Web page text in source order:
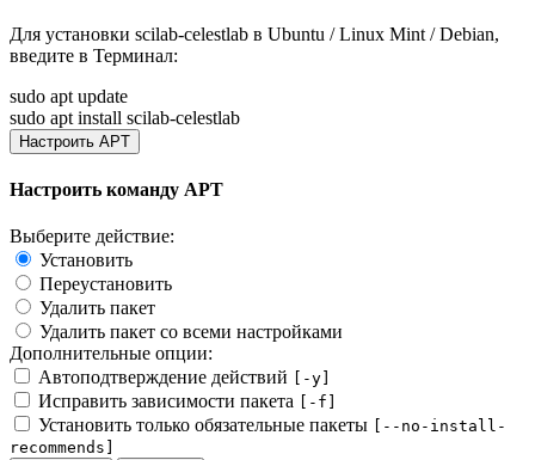
Для установки scilab-celestlab в Ubuntu / Linux Mint / Debian,
введите в Терминал:
sudo apt update
sudo apt install scilab-celestlab
Настроить APT
Настроить команду APT
Выберите действие:
Установить
Переустановить
Удалить пакет
Удалить пакет со всеми настройками
Дополнительные опции:
Автоподтверждение действий
[-y]
Исправить зависимости пакета [-f]
Установить только обязательные пакеты
[--no-install-
recommends]